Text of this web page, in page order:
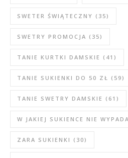
SWETER ŚWIĄTECZNY (35)
SWETRY PROMOCJA (35)
TANIE KURTKI DAMSKIE (41)
TANIE SUKIENKI DO 50 ZŁ (59)
TANIE SWETRY DAMSKIE (61)
W JAKIEJ SUKIENCE NIE WYPADA
ZARA SUKIENKI (30)